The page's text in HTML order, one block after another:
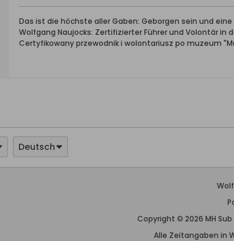
Das ist die höchste aller Gaben: Geborgen sein und
Wolfgang Naujocks: Zertifizierter Führer und Volontär
Certyfikowany przewodnik i wolontariusz po muzeum
Deutsch
Copyright © 2026 MH
Alle Zeitangaben in